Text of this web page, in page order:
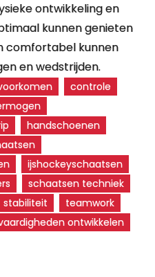
ontwikkeling en
kunnen genieten
comfortabel kunnen
en wedstrijden.
controle
handschoenen
ijshockeyschaatsen
schaatsen techniek
stabiliteit
teamwork
ontwikkelen